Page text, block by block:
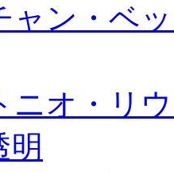
ャン・ベ
ニオ・リ
明